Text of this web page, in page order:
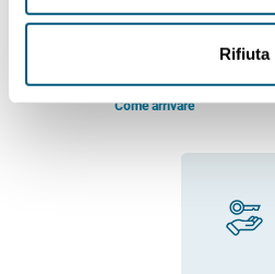
Rifiuta
Come arrivare